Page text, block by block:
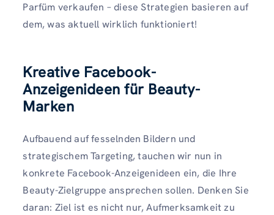
Parfüm verkaufen – diese Strategien basieren auf
dem, was aktuell wirklich funktioniert!
Kreative Facebook-
Anzeigenideen für Beauty-
Marken
Aufbauend auf fesselnden Bildern und
strategischem Targeting, tauchen wir nun in
konkrete Facebook-Anzeigenideen ein, die Ihre
Beauty-Zielgruppe ansprechen sollen. Denken Sie
daran: Ziel ist es nicht nur, Aufmerksamkeit zu